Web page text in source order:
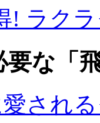
! ラク
な「
され